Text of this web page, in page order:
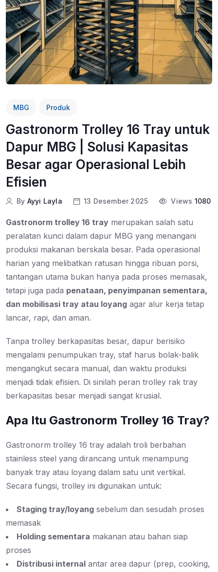
MBG Produk
Gastronorm Trolley 16 Tray untuk
Dapur MBG | Solusi Kapasitas
Besar agar Operasional Lebih
Efisien
By Ayyi Layla 13 Desember 2025 Views 1080
Gastronorm trolley 16 tray merupakan salah satu
peralatan kunci dalam dapur MBG yang menangani
produksi makanan berskala besar. Pada operasional
harian yang melibatkan ratusan hingga ribuan porsi,
tantangan utama bukan hanya pada proses memasak,
tetapi juga pada penataan, penyimpanan sementara,
dan mobilisasi tray atau loyang agar alur kerja tetap
lancar, rapi, dan aman.
Tanpa trolley berkapasitas besar, dapur berisiko
mengalami penumpukan tray, staf harus bolak-balik
mengangkut secara manual, dan waktu produksi
menjadi tidak efisien. Di sinilah peran trolley rak tray
berkapasitas besar menjadi sangat krusial.
Apa Itu Gastronorm Trolley 16 Tray?
Gastronorm trolley 16 tray adalah troli berbahan
stainless steel yang dirancang untuk menampung
banyak tray atau loyang dalam satu unit vertikal.
Secara fungsi, trolley ini digunakan untuk:
Staging tray/loyang sebelum dan sesudah proses
memasak
Holding sementara makanan atau bahan siap
proses
Distribusi internal antar area dapur (prep, cooking,